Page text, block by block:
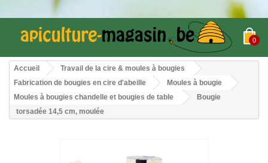
0
Accueil
Travail de la cire & moules à bougies
Fabrication de bougies en cire d'abeille
Moules à bougie
Moules à bougies chandelle et bougies de table
Bougie
torsadée 14,5 cm, moulée